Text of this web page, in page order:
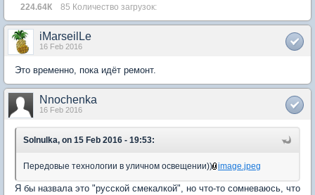
224.64К 85 Количество загрузок:
iMarseilLe
16 Feb 2016
Это временно, пока идёт ремонт.
Nnochenka
16 Feb 2016
Solnulka, on 15 Feb 2016 - 19:53:
Передовые технологии в уличном освещении)) image.jpeg
Я бы назвала это "русской смекалкой", но что-то сомневаюсь, что